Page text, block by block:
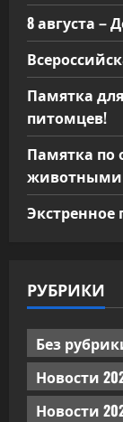
8 августа –
Памятка
питомцев!
Памятка по
животными
Экстренное
РУБРИКИ
Без
Новости
Новости